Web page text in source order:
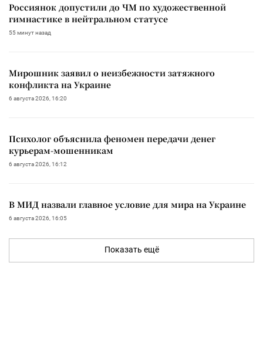
Россиянок допустили до ЧМ по художественной
гимнастике в нейтральном статусе
55 минут назад
Мирошник заявил о неизбежности затяжного
конфликта на Украине
6 августа 2026, 16:20
Психолог объяснила феномен передачи денег
курьерам-мошенникам
6 августа 2026, 16:12
В МИД назвали главное условие для мира на Украине
6 августа 2026, 16:05
Показать ещё